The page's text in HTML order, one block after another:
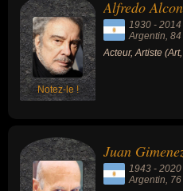
Notez-le !
Alfredo Alcon
1930 - 2014
Argentin ,
Acteur, Artiste
Juan
1943 - 2020
Argentin,